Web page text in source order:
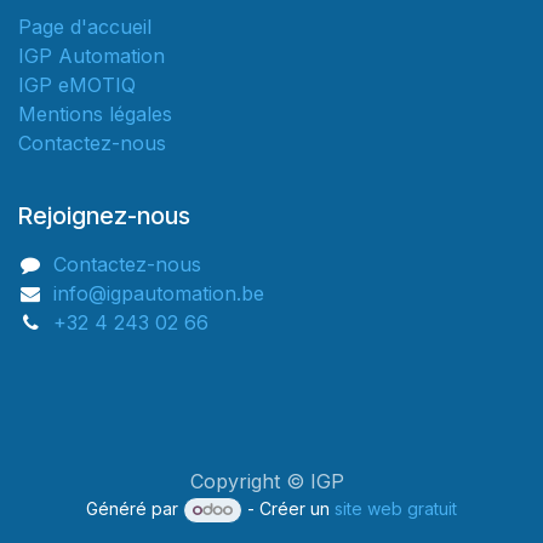
Page d'accueil
IGP Automation
IGP eMOTIQ
Mentions légales
Contactez-nous
Rejoignez-nous
Contactez-nous
info@igpautomation.be
+32 4 243 02 66
Copyright © IGP
Généré par - Créer un site web gratuit